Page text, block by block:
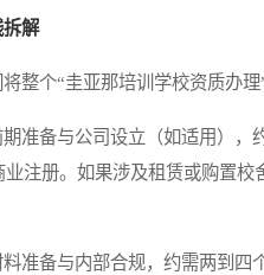
解
个“圭亚那培训学校资质办理
备与公司设立（如适用），
业注册。如果涉及租赁或购置
备与内部合规，约需两到四